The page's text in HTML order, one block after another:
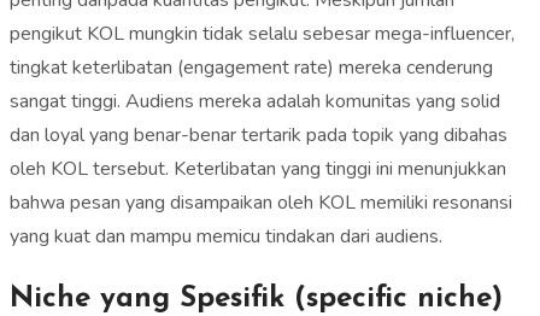
pengikut KOL mungkin tidak selalu sebesar mega-influencer,
tingkat keterlibatan (engagement rate) mereka cenderung
sangat tinggi. Audiens mereka adalah komunitas yang solid
dan loyal yang benar-benar tertarik pada topik yang dibahas
oleh KOL tersebut. Keterlibatan yang tinggi ini menunjukkan
bahwa pesan yang disampaikan oleh KOL memiliki resonansi
yang kuat dan mampu memicu tindakan dari audiens.
Niche yang Spesifik (specific niche)